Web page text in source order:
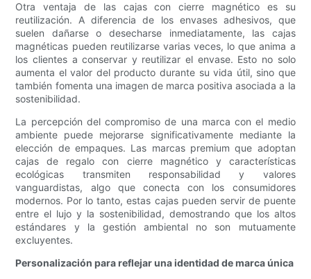
Otra ventaja de las cajas con cierre magnético es su
reutilización. A diferencia de los envases adhesivos, que
suelen dañarse o desecharse inmediatamente, las cajas
magnéticas pueden reutilizarse varias veces, lo que anima a
los clientes a conservar y reutilizar el envase. Esto no solo
aumenta el valor del producto durante su vida útil, sino que
también fomenta una imagen de marca positiva asociada a la
sostenibilidad.
La percepción del compromiso de una marca con el medio
ambiente puede mejorarse significativamente mediante la
elección de empaques. Las marcas premium que adoptan
cajas de regalo con cierre magnético y características
ecológicas transmiten responsabilidad y valores
vanguardistas, algo que conecta con los consumidores
modernos. Por lo tanto, estas cajas pueden servir de puente
entre el lujo y la sostenibilidad, demostrando que los altos
estándares y la gestión ambiental no son mutuamente
excluyentes.
Personalización para reflejar una identidad de marca única